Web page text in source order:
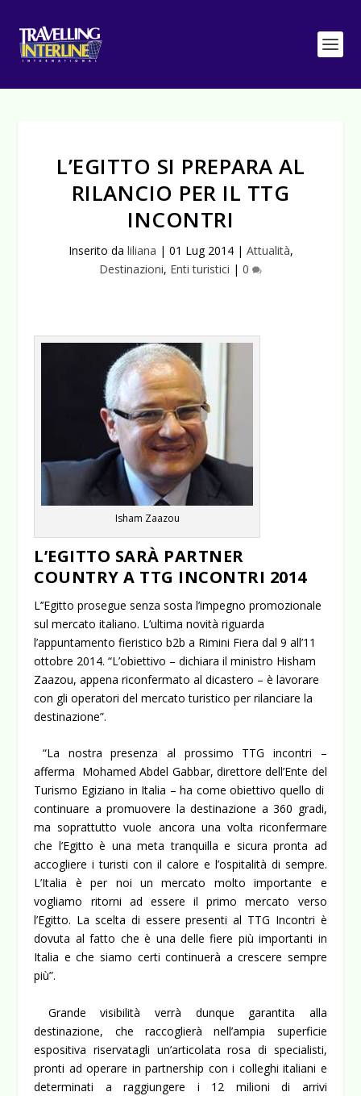
L’EGITTO SI PREPARA AL
RILANCIO PER IL TTG
INCONTRI
Inserito da liliana | 01 Lug 2014| Attualità,
Destinazioni, Enti turistici | 0
Isham Zaazou
L’EGITTO SARÀ PARTNER
COUNTRY A TTG INCONTRI 2014
L’’Egitto prosegue senza sosta l’impegno promozionale
sul mercato italiano. L’ultima novità riguarda
l’appuntamento fieristico b2b a Rimini Fiera dal 9 all’11
ottobre 2014. “L’obiettivo – dichiara il ministro Hisham
Zaazou, appena riconfermato al dicastero – è lavorare
con gli operatori del mercato turistico per rilanciare la
destinazione”.
“La nostra presenza al prossimo TTG incontri –
afferma Mohamed Abdel Gabbar, direttore dell’Ente del
Turismo Egiziano in Italia – ha come obiettivo quello di
continuare a promuovere la destinazione a 360 gradi,
ma soprattutto vuole ancora una volta riconfermare
che l’Egitto è una meta tranquilla e sicura pronta ad
accogliere i turisti con il calore e l’ospitalità di sempre.
L’Italia è per noi un mercato molto importante e
vogliamo ritorni ad essere il primo mercato verso
l’Egitto. La scelta di essere presenti al TTG Incontri è
dovuta al fatto che è una delle fiere più importanti in
Italia e che siamo certi continuerà a crescere sempre
più”.
Grande visibilità verrà dunque garantita alla
destinazione, che raccoglierà nell’ampia superficie
espositiva riservatagli un’articolata rosa di specialisti,
pronti ad operare in partnership con i colleghi italiani e
determinati a raggiungere i 12 milioni di arrivi